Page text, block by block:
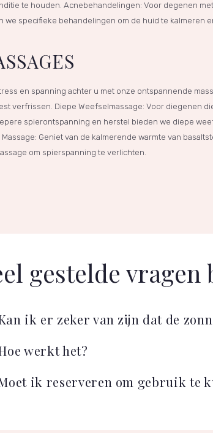
te houden. Acnebehandelingen: Voor degenen
we specifieke behandelingen om de huid te kalmeren
en spanning achter u met onze ontspannende
verfrissen. Diepe Weefselmassage: Voor diegenen
spierontspanning en herstel bieden we diepe
Massage: Geniet van de kalmerende warmte van
om spierspanning te verlichten.
gestelde
ik er zeker van zijn dat de
werkt het?
ik reserveren om gebruik te